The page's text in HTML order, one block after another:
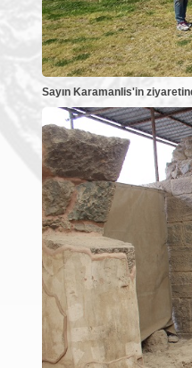
Sayın Karamanlis'in